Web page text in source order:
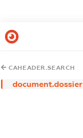
CAHEADER.SEARCH
document.dossier